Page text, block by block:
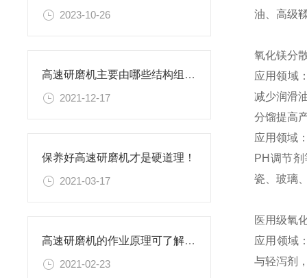
2023-10-26
高速研磨机主要由哪些结构组成？
2021-12-17
保养好高速研磨机才是硬道理！
2021-03-17
高速研磨机的作业原理可了解一下
2021-02-23
油、高级
氧化镁分
应用领域
减少润滑
分馏提高
应用领域
PH调节
瓷、玻璃
医用级氧
应用领域
与轻泻剂